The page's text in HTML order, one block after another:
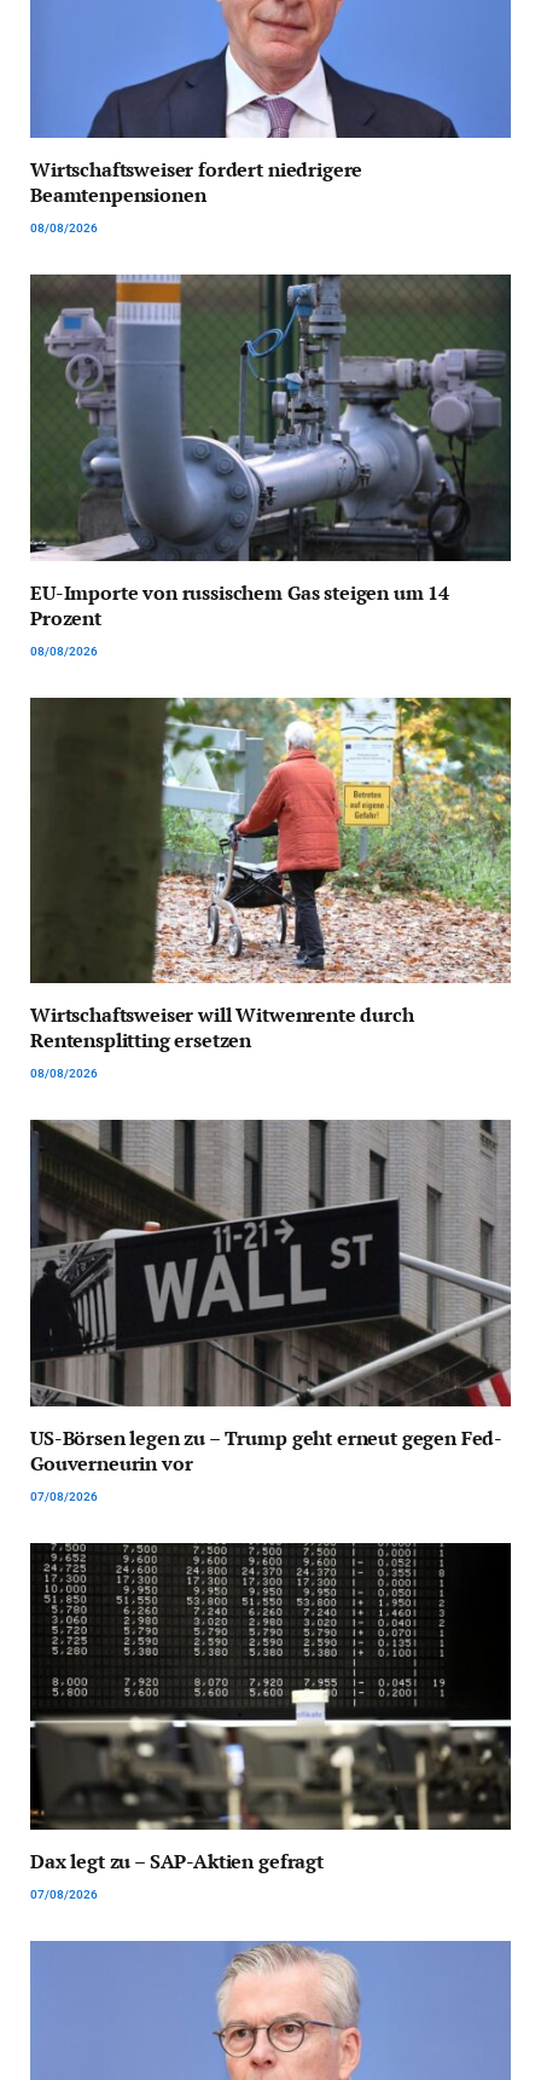
Wirtschaftsweiser fordert niedrigere
Beamtenpensionen
08/08/2026
EU-Importe von russischem Gas steigen um 14
Prozent
08/08/2026
Wirtschaftsweiser will Witwenrente durch
Rentensplitting ersetzen
08/08/2026
US-Börsen legen zu – Trump geht erneut gegen Fed-
Gouverneurin vor
07/08/2026
Dax legt zu – SAP-Aktien gefragt
07/08/2026